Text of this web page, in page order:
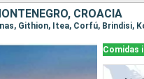
CROACIA
Githion, Itea, Corfú, Brindisi,
Comidas